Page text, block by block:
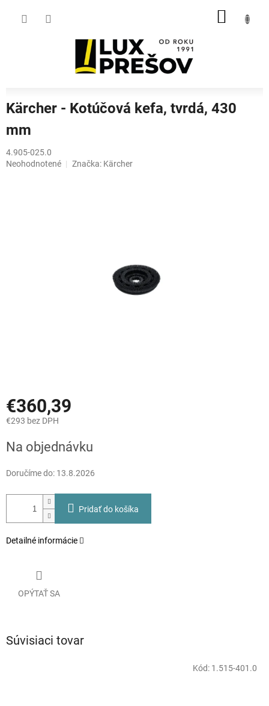
Kärcher - Kotúčová kefa, tvrdá, 430
mm
4.905-025.0
Priemerné
Neohodnotené Značka: Kärcher
€360,39
€293 bez DPH
cena:
Na objednávku
Doručíme do: 13.8.2026
Pridať do košíka
Detailné informácie
OPÝTAŤ SA
Súvisiaci tovar
Kód: 1.515-401.0